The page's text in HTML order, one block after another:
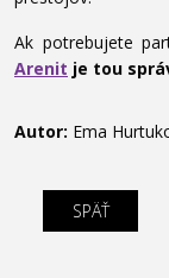
Ak potrebujete
Arenit je tou
Autor: Ema
SPÄŤ